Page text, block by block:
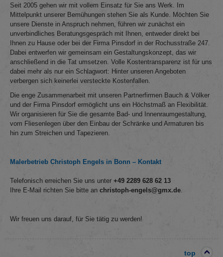
Seit 2005 gehen wir mit vollem Einsatz für Sie ans Werk. Im
Mittelpunkt unserer Bemühungen stehen Sie als Kunde. Möchten Sie
unsere Dienste in Anspruch nehmen, führen wir zunächst ein
unverbindliches Beratungsgespräch mit Ihnen, entweder direkt bei
Ihnen zu Hause oder bei der Firma Pinsdorf in der Rochusstraße 247.
Dabei entwerfen wir gemeinsam ein Gestaltungskonzept, das wir
anschließend in die Tat umsetzen. Volle Kostentransparenz ist für uns
dabei mehr als nur ein Schlagwort: Hinter unseren Angeboten
verbergen sich keinerlei versteckte Kostenfallen.
Die enge Zusammenarbeit mit unseren Partnerfirmen Bauch & Völker
und der Firma Pinsdorf ermöglicht uns ein Höchstmaß an Flexibilität.
Wir organisieren für Sie die gesamte Bad- und Innenraumgestaltung,
vom Fliesenlegen über den Einbau der Schränke und Armaturen bis
hin zum Streichen und Tapezieren.
Malerbetrieb Christoph Engels in Bonn – Kontakt
Telefonisch erreichen Sie uns unter +49 2289 628 62 13
Ihre E-Mail richten Sie bitte an christoph-engels@gmx.de.
Wir freuen uns darauf, für Sie tätig zu werden!
top